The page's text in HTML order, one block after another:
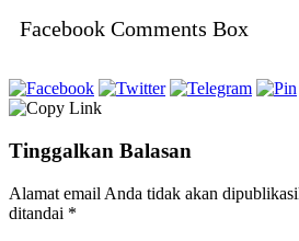
Facebook Comments Box
Tinggalkan Balasan
Alamat email Anda tidak akan
ditandai *